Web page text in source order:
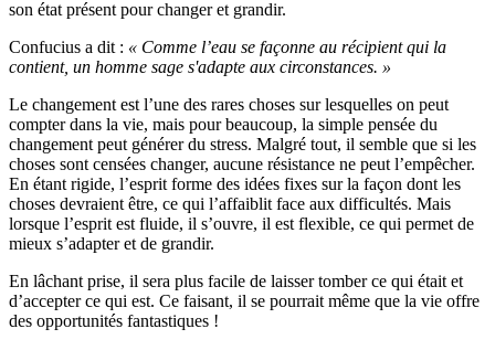
son état présent pour changer et grandir.
Confucius a dit : « Comme l’eau se façonne au récipient qui la
contient, un homme sage s'adapte aux circonstances. »
Le changement est l’une des rares choses sur lesquelles on peut
compter dans la vie, mais pour beaucoup, la simple pensée du
changement peut générer du stress. Malgré tout, il semble que si les
choses sont censées changer, aucune résistance ne peut l’empêcher.
En étant rigide, l’esprit forme des idées fixes sur la façon dont les
choses devraient être, ce qui l’affaiblit face aux difficultés. Mais
lorsque l’esprit est fluide, il s’ouvre, il est flexible, ce qui permet de
mieux s’adapter et de grandir.
En lâchant prise, il sera plus facile de laisser tomber ce qui était et
d’accepter ce qui est. Ce faisant, il se pourrait même que la vie offre
des opportunités fantastiques !